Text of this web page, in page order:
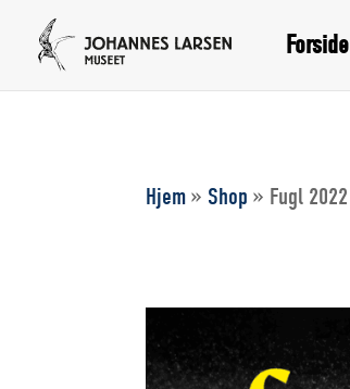
Forside
Hjem» Shop » Fugl 2022